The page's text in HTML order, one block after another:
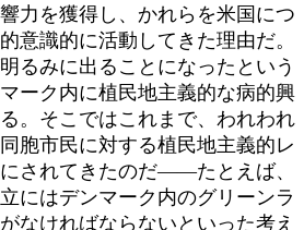
力を獲得し、かれらを米国につ
意識的に活動してきた理由だ。
るみに出ることになったという
ーク内に植民地主義的な病的興
。そこではこれまで、われわれ
胞市民に対する植民地主義的レ
されてきたのだ――たとえば、
にはデンマーク内のグリーンラ
なければならないといった考え